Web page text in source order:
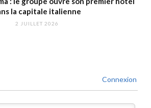
la capitale italienne
2 JUILLET 2026
Connexion